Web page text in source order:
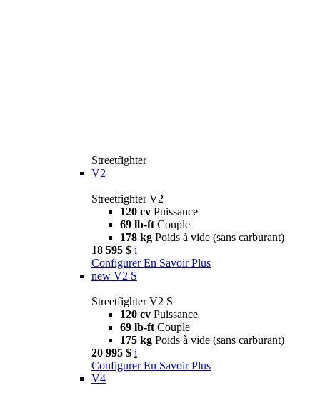
Streetfighter
V2
Streetfighter V2
120 cv Puissance
69 lb-ft Couple
178 kg Poids à vide (sans carburant)
18 595 $ i
Configurer En Savoir Plus
new V2 S
Streetfighter V2 S
120 cv Puissance
69 lb-ft Couple
175 kg Poids à vide (sans carburant)
20 995 $ i
Configurer En Savoir Plus
V4